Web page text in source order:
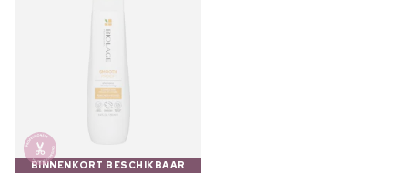
BINNENKORT BESCHIKBAAR